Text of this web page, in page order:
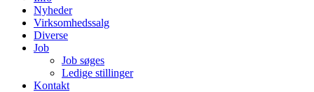
Nyheder
Virksomhedssalg
Diverse
Job
Job søges
Ledige stillinger
Kontakt